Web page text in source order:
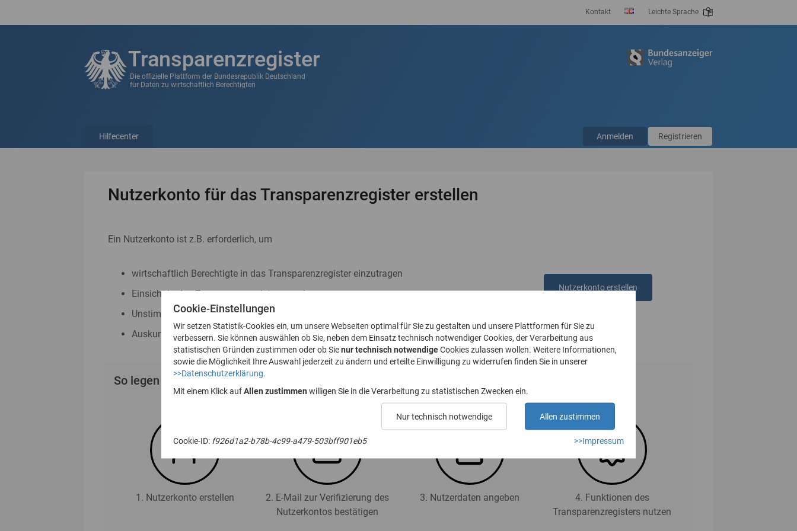
Kontakt Leichte Sprache
Transparenzregister
Die offizielle Plattform der Bundesrepublik Deutschland
für Daten zu wirtschaftlich Berechtigten
Anmelden Registrieren
Hilfecenter
Nutzerkonto für das Transparenzregister erstellen
Ein Nutzerkonto ist z.B. erforderlich, um
wirtschaftlich Berechtigte in das Transparenzregister einzutragen
Einsicht in das Transparenzregister zu nehmen
Unstimmigkeitsmeldungen nach § 23a GwG abzugeben
Auskunftsanträge nach § 23 Abs. 8 GwG zu stellen
Nutzerkonto erstellen
oderanmelden
So legen Sie Ihr Nutzerkonto für das Transparenzregister an (Registrierung):
1. Nutzerkonto erstellen
2. E-Mail zur Verifizierung des
Nutzerkontos bestätigen
3. Nutzerdaten angeben
4. Funktionen des
Transparenzregisters nutzen
Cookie-Einstellungen
Wir setzen Statistik-Cookies ein, um unsere Webseiten optimal für Sie zu gestalten und unsere Plattformen für Sie zu
verbessern. Sie können auswählen ob Sie, neben dem Einsatz technisch notwendiger Cookies, der Verarbeitung aus
statistischen Gründen zustimmen oder ob Sienur technisch notwendigeCookies zulassen wollen. Weitere Informationen,
sowie die Möglichkeit Ihre Auswahl jederzeit zu ändern und erteilte Einwilligung zu widerrufen finden Sie in unserer
>>Datenschutzerklärung
Mit einem Klick auf Allen zustimmen willigen Sie in die Verarbeitung zu statistischen Zwecken ein.
Nur technisch notwendige Allen zustimmen
Cookie-ID: f926d1a2-b78b-4c99-a479-503bff901eb5 >>Impressum